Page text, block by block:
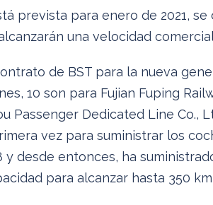
prevista para enero de 2021,
una velocidad
de BST para la nueva
10 son para Fujian Fuping
Passenger Dedicated Line Co.,
vez para suministrar los
y desde entonces, ha
para alcanzar hasta 350